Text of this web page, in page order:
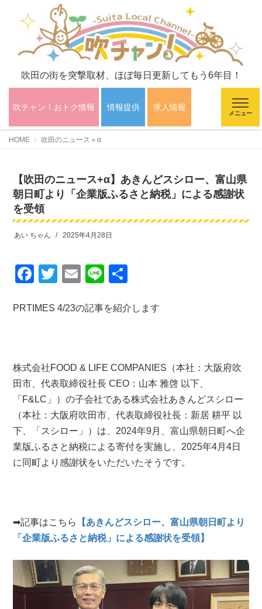
吹田の街を突撃取材、ほぼ毎日更新してもう6年目！
吹チャン！おトク情報 情報提供 求人情報
メニュー
HOME 吹田のニュース＋α
【吹田のニュース+α】あきんどスシロー、富山県
朝日町より「企業版ふるさと納税」による感謝状
を受領
あい ちゃん 2025年4月28日
F
c
o
o
k
T
tt
E
ail
Li
e
PRTIMES 4/23の記事を紹介します
株式会社FOOD & LIFE COMPANIES（本社：大阪府吹
田市、代表取締役社長 CEO：山本 雅啓 以下、
「F&LC」）の子会社である株式会社あきんどスシロー
（本社：大阪府吹田市、代表取締役社長：新居 耕平 以
下、「スシロー」）は、2024年9月、富山県朝日町へ企
業版ふるさと納税による寄付を実施し、2025年4月4日
に同町より感謝状をいただいたそうです。
➡︎記事はこちら
【あきんどスシロー、富山県朝日町より
「企業版ふるさと納税」による感謝状を受領】